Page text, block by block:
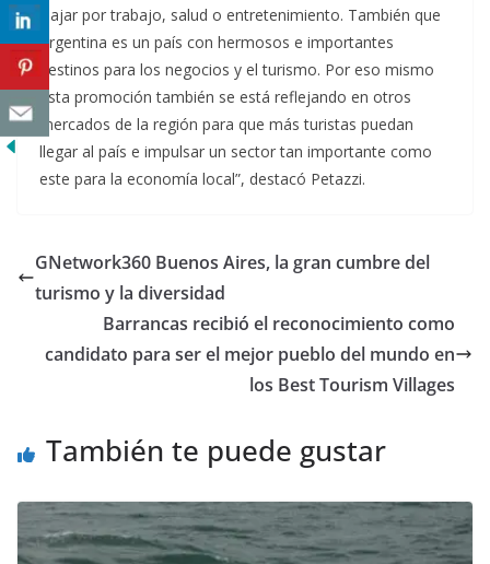
viajar por trabajo, salud o entretenimiento. También que
Argentina es un país con hermosos e importantes
destinos para los negocios y el turismo. Por eso mismo
esta promoción también se está reflejando en otros
mercados de la región para que más turistas puedan
llegar al país e impulsar un sector tan importante como
este para la economía local”, destacó Petazzi.
GNetwork360 Buenos Aires, la gran cumbre del
turismo y la diversidad
Barrancas recibió el reconocimiento como
candidato para ser el mejor pueblo del mundo en
los Best Tourism Villages
También te puede gustar